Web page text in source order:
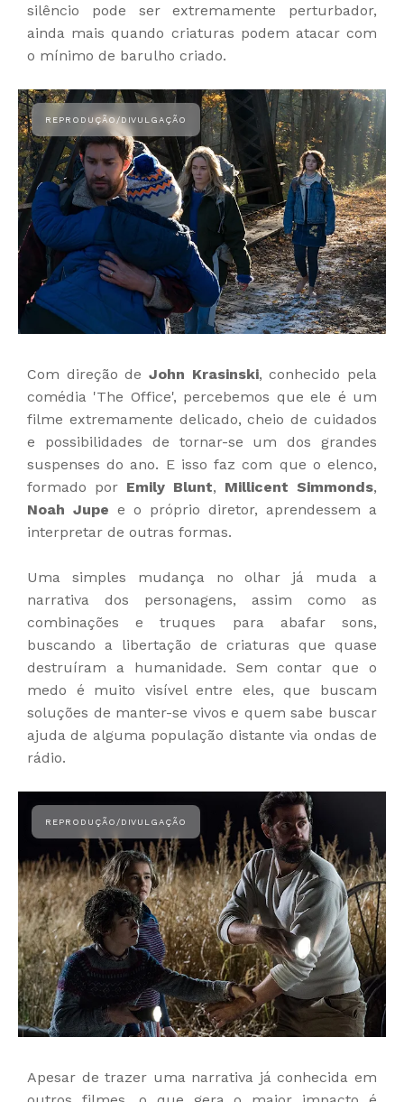
silêncio pode ser extremamente perturbador,
ainda mais quando criaturas podem atacar com
o mínimo de barulho criado.
Com direção de John Krasinski, conhecido pela
comédia 'The Office', percebemos que ele é um
filme extremamente delicado, cheio de cuidados
e possibilidades de tornar-se um dos grandes
suspenses do ano. E isso faz com que o elenco,
formado por Emily Blunt, Millicent Simmonds,
Noah Jupe e o próprio diretor, aprendessem a
interpretar de outras formas.
Uma simples mudança no olhar já muda a
narrativa dos personagens, assim como as
combinações e truques para abafar sons,
buscando a libertação de criaturas que quase
destruíram a humanidade. Sem contar que o
medo é muito visível entre eles, que buscam
soluções de manter-se vivos e quem sabe buscar
ajuda de alguma população distante via ondas de
rádio.
Apesar de trazer uma narrativa já conhecida em